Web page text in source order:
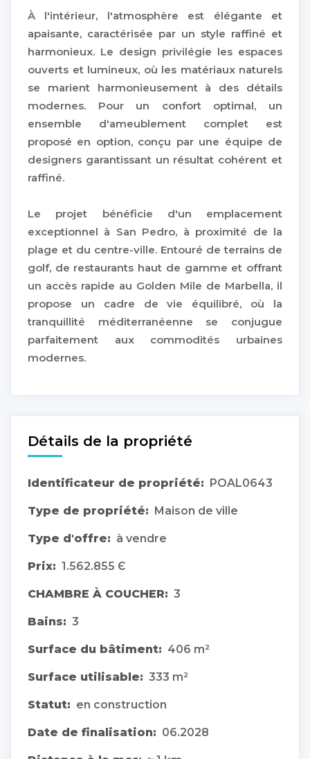
À l'intérieur, l'atmosphère est élégante et
apaisante, caractérisée par un style raffiné et
harmonieux. Le design privilégie les espaces
ouverts et lumineux, où les matériaux naturels
se marient harmonieusement à des détails
modernes. Pour un confort optimal, un
ensemble d'ameublement complet est
proposé en option, conçu par une équipe de
designers garantissant un résultat cohérent et
raffiné.
Le projet bénéficie d'un emplacement
exceptionnel à San Pedro, à proximité de la
plage et du centre-ville. Entouré de terrains de
golf, de restaurants haut de gamme et offrant
un accès rapide au Golden Mile de Marbella, il
propose un cadre de vie équilibré, où la
tranquillité méditerranéenne se conjugue
parfaitement aux commodités urbaines
modernes.
Détails de la propriété
Identificateur de propriété: POAL0643
Type de propriété: Maison de ville
Type d'offre: à vendre
Prix: 1.562.855 Є
CHAMBRE À COUCHER: 3
Bains: 3
Surface du bâtiment: 406 m²
Surface utilisable: 333 m²
Statut: en construction
Date de finalisation: 06.2028